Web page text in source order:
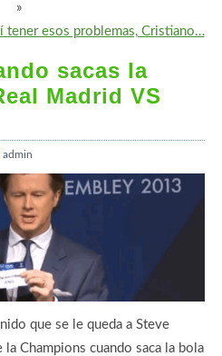
»
tener esos problemas, Cristiano…
sacas la
Madrid VS
admin
que se le queda a Steve
Champions cuando saca la bola